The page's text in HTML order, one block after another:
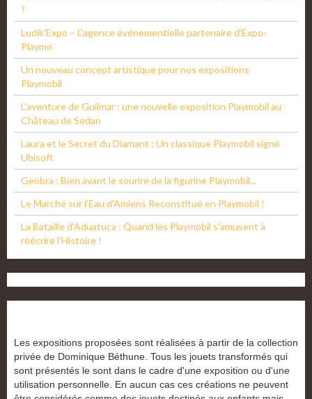
?
Ludik'Expo – L'agence événementielle partenaire d'Expo-
Playmo
Un nouveau concept artistique pour nos expositions
Playmobil
L'aventure de Guilmar : une nouvelle exposition Playmobil au
Château de Sedan
Laura et le Secret du Diamant : Un classique Playmobil signé
Ubisoft
Geobra : Bien avant le sourire de la figurine Playmobil...
Le Marché sur l'Eau d'Amiens Reconstitué en Playmobil !
La Bataille d'Aduatuca : Quand les Playmobil s'amusent à
réécrire l'Histoire !
Les expositions proposées sont réalisées à partir de la collection
privée de Dominique Béthune. Tous les jouets transformés qui
sont présentés le sont dans le cadre d'une exposition ou d'une
utilisation personnelle. En aucun cas ces créations ne peuvent